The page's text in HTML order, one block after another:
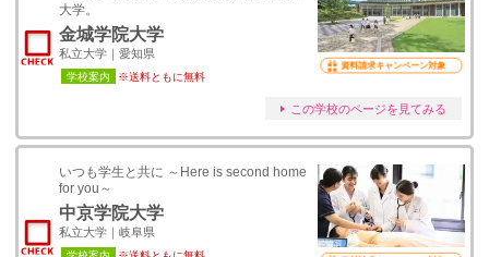
大学。
金城学院大学
私立大学｜愛知県
学校案内 ※送料ともに無料
資料請求キャンペーン対象
この学校のページを見てみる
いつも学生と共に ～Here is second home
for you～
中京学院大学
私立大学｜岐阜県